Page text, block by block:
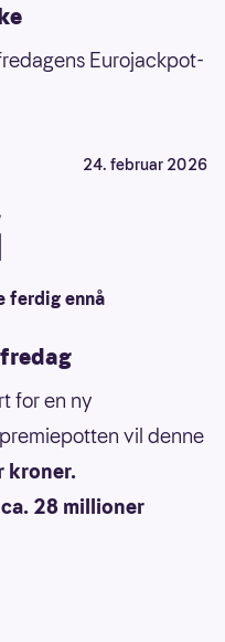
Eurojackpot-
24. februar 2026
ferdig ennå
for en ny
vil denne
kroner.
ca. 28 millioner